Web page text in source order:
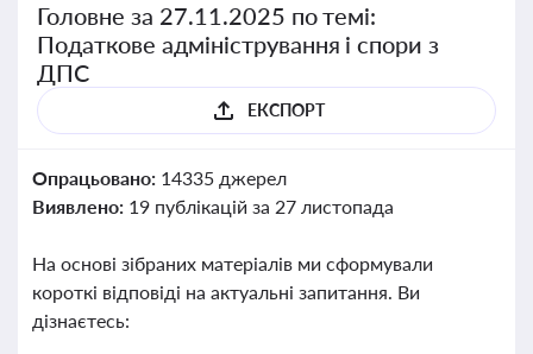
Головне за 27.11.2025 по темі:
Податкове адміністрування і спори з
ДПС
ЕКСПОРТ
Опрацьовано: 14335 джерел
Виявлено: 19 публікацій за 27 листопада
На основі зібраних матеріалів ми сформували
короткі відповіді на актуальні запитання. Ви
дізнаєтесь: